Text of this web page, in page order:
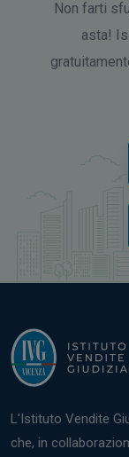
Non farti
asta!
L'Istituto Vendite
che, in